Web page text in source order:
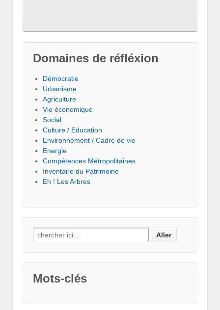
Domaines de réfléxion
Démocratie
Urbanisme
Agriculture
Vie économique
Social
Culture / Education
Environnement / Cadre de vie
Energie
Compétences Métropolitaines
Inventaire du Patrimoine
Eh ! Les Arbres
Mots-clés